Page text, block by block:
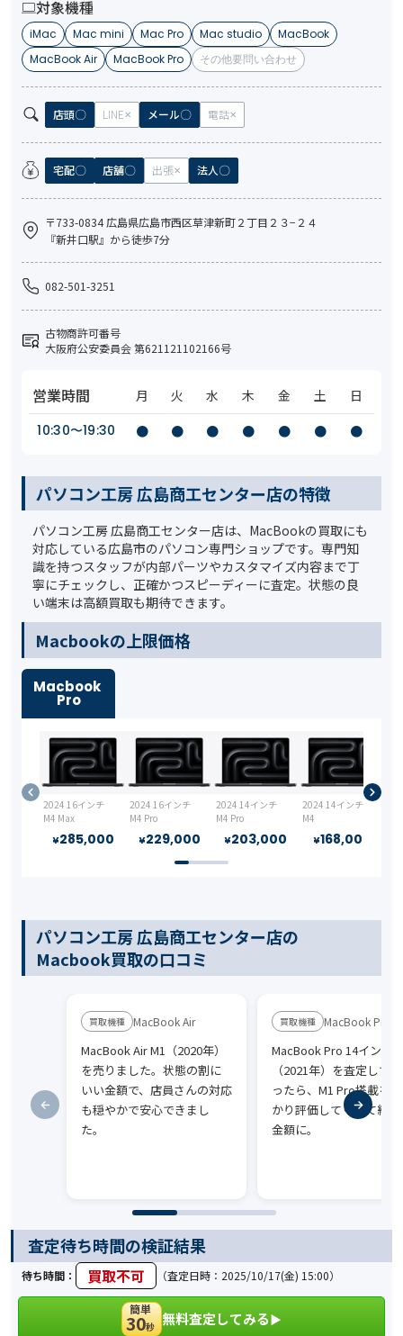
対象機種
iMac Mac mini Mac Pro Mac studio
MacBook
MacBook Air
MacBook Pro その他要問い合わせ
店頭 LINE メール 電話
宅配 店舗 出張 法人
〒733-0834 広島県広島市西区草津新町２丁目２３−２４
『新井口駅』から徒歩7分
082-501-3251
古物商許可番号
大阪府公安委員会 第621121102166号
営業時間 月 火 水 木 金 土
日
10:30〜19:30
● ● ● ● ● ● ●
パソコン工房 広島商工センター店の特徴
パソコン工房 広島商工センター店は、MacBookの買取にも
対応している広島市のパソコン専門ショップです。専門知
識を持つスタッフが内部パーツやカスタマイズ内容まで丁
寧にチェックし、正確かつスピーディーに査定。状態の良
い端末は高額買取も期待できます。
️Macbookの上限価格
Macbook
Pro
2024 16インチ
M4 Max
¥285,000
2024 16インチ
M4 Pro
¥229,000
2024 14インチ
M4 Pro
¥203,000
2024 14インチ
M4
¥168,000
パソコン工房 広島商工センター店の
Macbook買取の口コミ
MacBook Air
MacBook Air M1（2020年）
を売りました。状態の割に
いい金額で、店員さんの対応
も穏やかで安心できまし
た。
MacBook Pro
MacBook Pro 14インチ
（2021年）を査定して
ったら、M1 Pro搭載を
かり評価してくれて納
金額に。
査定待ち時間の検証結果
待ち時間： 買取不可 （査定日時：2025/10/17(金) 15:00）
簡単
30秒 無料査定してみる▶︎